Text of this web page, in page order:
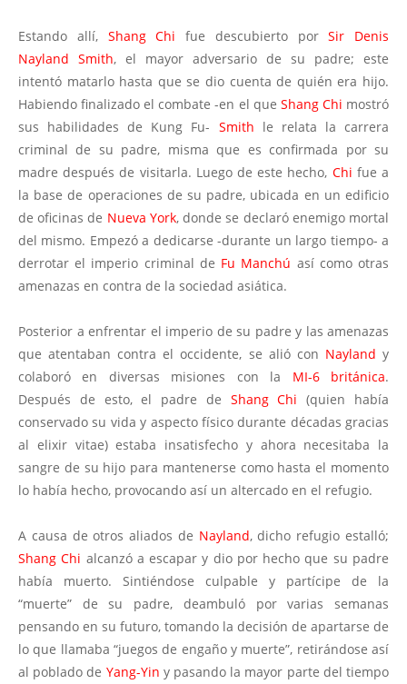
Estando allí, Shang Chi fue descubierto porSir Denis
Nayland Smith, el mayor adversario de su padre; este
intentó matarlo hasta que se dio cuenta de quién era hijo.
Habiendo finalizado el combate -en el que Shang Chi mostró
sus habilidades de Kung Fu- Smith le relata la carrera
criminal de su padre, misma que es confirmada por su
madre después de visitarla. Luego de este hecho, Chi fue a
la base de operaciones de su padre, ubicada en un edificio
de oficinas de Nueva York, donde se declaró enemigo mortal
del mismo. Empezó a dedicarse -durante un largo tiempo- a
derrotar el imperio criminal de Fu Manchú así como otras
amenazas en contra de la sociedad asiática.
Posterior a enfrentar el imperio de su padre y las amenazas
que atentaban contra el occidente, se alió con Nayland y
colaboró en diversas misiones con la MI-6 británica.
Después de esto, el padre de Shang Chi (quien había
conservado su vida y aspecto físico durante décadas gracias
al elixir vitae) estaba insatisfecho y ahora necesitaba la
sangre de su hijo para mantenerse como hasta el momento
lo había hecho, provocando así un altercado en el refugio.
A causa de otros aliados de Nayland, dicho refugio estalló;
Shang Chi alcanzó a escapar y dio por hecho que su padre
había muerto. Sintiéndose culpable y partícipe de la
“muerte” de su padre, deambuló por varias semanas
pensando en su futuro, tomando la decisión de apartarse de
lo que llamaba “juegos de engaño y muerte”, retirándose así
al poblado de Yang-Yin y pasando la mayor parte del tiempo